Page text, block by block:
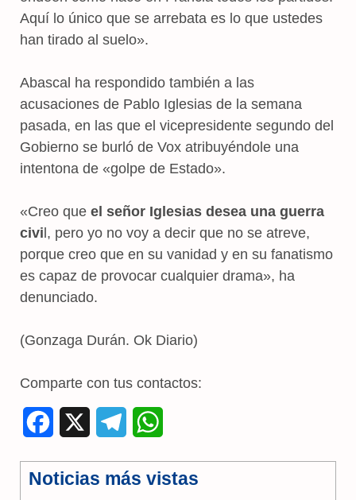
Aquí lo único que se arrebata es lo que ustedes
han tirado al suelo».
Abascal ha respondido también a las
acusaciones de Pablo Iglesias de la semana
pasada, en las que el vicepresidente segundo del
Gobierno se burló de Vox atribuyéndole una
intentona de «golpe de Estado».
«Creo que el señor Iglesias desea una guerra
civil, pero yo no voy a decir que no se atreve,
porque creo que en su vanidad y en su fanatismo
es capaz de provocar cualquier drama», ha
denunciado.
(Gonzaga Durán. Ok Diario)
Comparte con tus contactos:
c l a
Noticias más vistas